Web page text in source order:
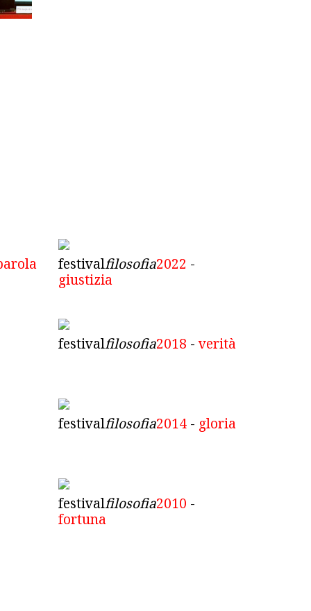
festivalfilosofia2022 -
giustizia
festivalfilosofia2018 -verità
festivalfilosofia2014- gloria
festivalfilosofia2010 -
fortuna